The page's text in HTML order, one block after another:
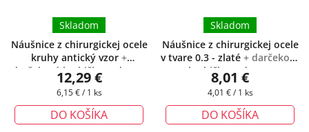
Náušnice z chirurgickej ocele
kruhy antický vzor +
darčeková krabička zadarmo
Skladom
12,29 €
Jednotková
6,15 € / 1 ks
DO KOŠÍKA
Náušnice z chirurgickej ocele
v tvare 0.3 - zlaté + darčeková
krabička zadarmo
Skladom
8,01 €
Jednotková
4,01 € / 1 ks
DO KOŠÍKA